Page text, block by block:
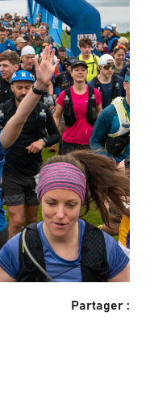
Partager :